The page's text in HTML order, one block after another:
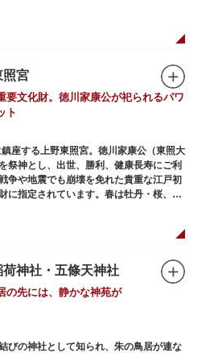
ジナルグッズを取り扱うギフトショップ
本の桜が植えられた園内は、桜の名
トアップされた夜桜が一層風情を添え、
す。不忍池（しのばずのいけ）は江戸時
人の姿も見られるスポットです。
や文化・自然科学に触れたり、歴史の薫
はいかがでしょうか。1日では見てまわ
園です。
照宮
要文化財。徳川家康公が祀られるパワ
ト
座する上野東照宮。徳川家康公（東照大
祭神とし、出世、勝利、健康長寿にご利
争や地震でも崩壊を免れた貴重な江戸初
に指定されています。春は牡丹・桜、秋
冬ぼたん鑑賞の地として、年間を通して
トです。
お参りに行けない江戸の人々のために建
護のため通常は非公開ですが、特別公開
を申し込んでみてはいかがでしょうか。
りや御朱印も授与されているので要チェ
ど愛らしいものがありますよ。
荷神社・五條天神社
の先には、静かな神苑が
びの神社として知られ、朱の鳥居が連な